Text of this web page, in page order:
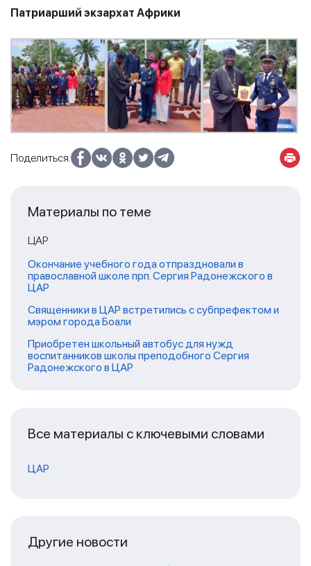
Патриарший экзархат Африки
Поделиться:
Материалы по теме
ЦАР
Окончание учебного года отпраздновали в
православной школе прп. Сергия Радонежского в
ЦАР
Священники в ЦАР встретились с субпрефектом и
мэром города Боали
Приобретен школьный автобус для нужд
воспитанников школы преподобного Сергия
Радонежского в ЦАР
Все материалы с ключевыми словами
ЦАР
Другие новости